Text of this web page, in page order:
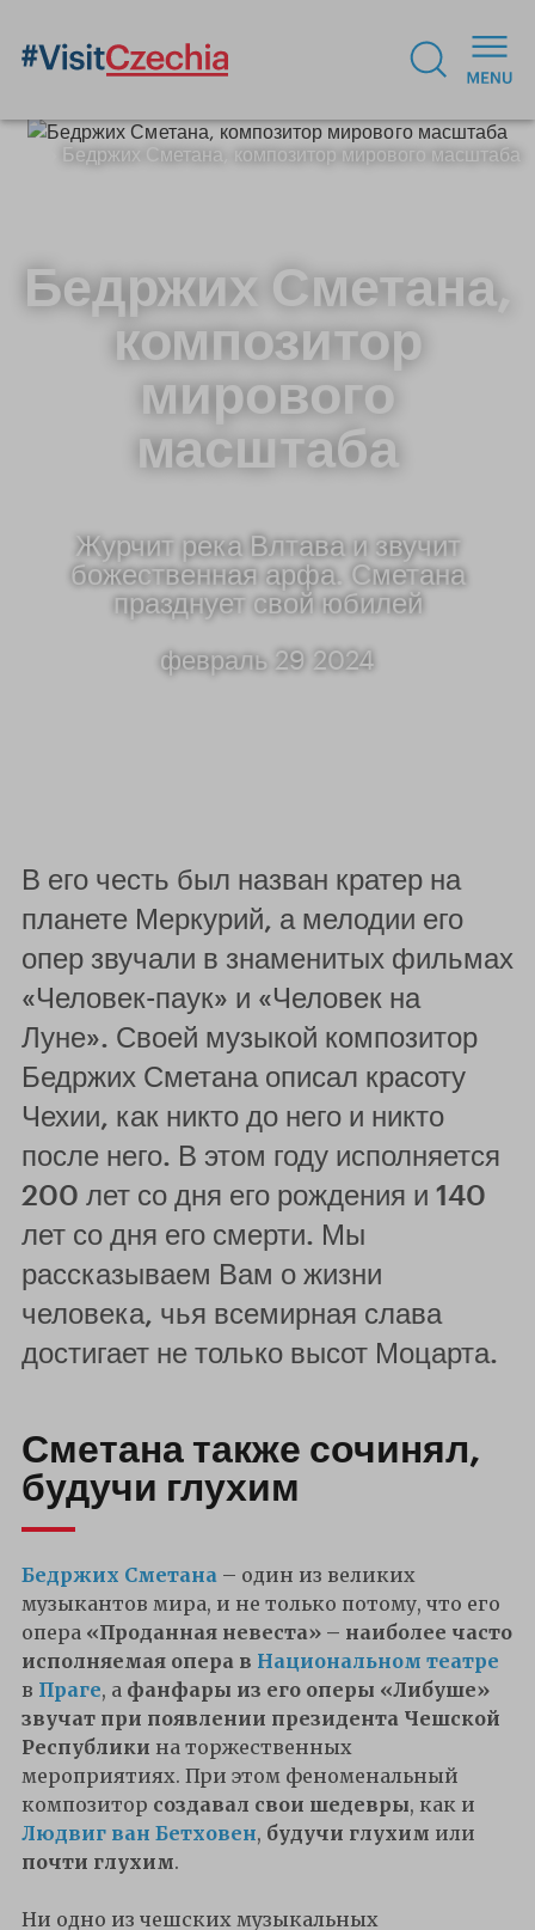
Бедржих Сметана, композитор мирового масштаба
Бедржих Сметана,
композитор
мирового
масштаба
Журчит река Влтава и звучит
божественная арфа. Сметана
празднует свой юбилей
февраль 29 2024
В его честь был назван кратер на
планете Меркурий, а мелодии его
опер звучали в знаменитых фильмах
«Человек-паук» и «Человек на
Луне». Своей музыкой композитор
Бедржих Сметана описал красоту
Чехии, как никто до него и никто
после него. В этом году исполняется
200 лет со дня его рождения и 140
лет со дня его смерти. Мы
рассказываем Вам о жизни
человека, чья всемирная слава
достигает не только высот Моцарта.
Сметана также сочинял,
будучи глухим
Бедржих Сметана – один из великих
музыкантов мира, и не только потому, что его
опера «Проданная невеста» – наиболее часто
исполняемая опера в Национальном театре
в Праге, а фанфары из его оперы «Либуше»
звучат при появлении президента Чешской
Республики на торжественных
мероприятиях. При этом феноменальный
композитор создавал свои шедевры, как и
Людвиг ван Бетховен, будучи глухим или
почти глухим.
Ни одно из чешских музыкальных